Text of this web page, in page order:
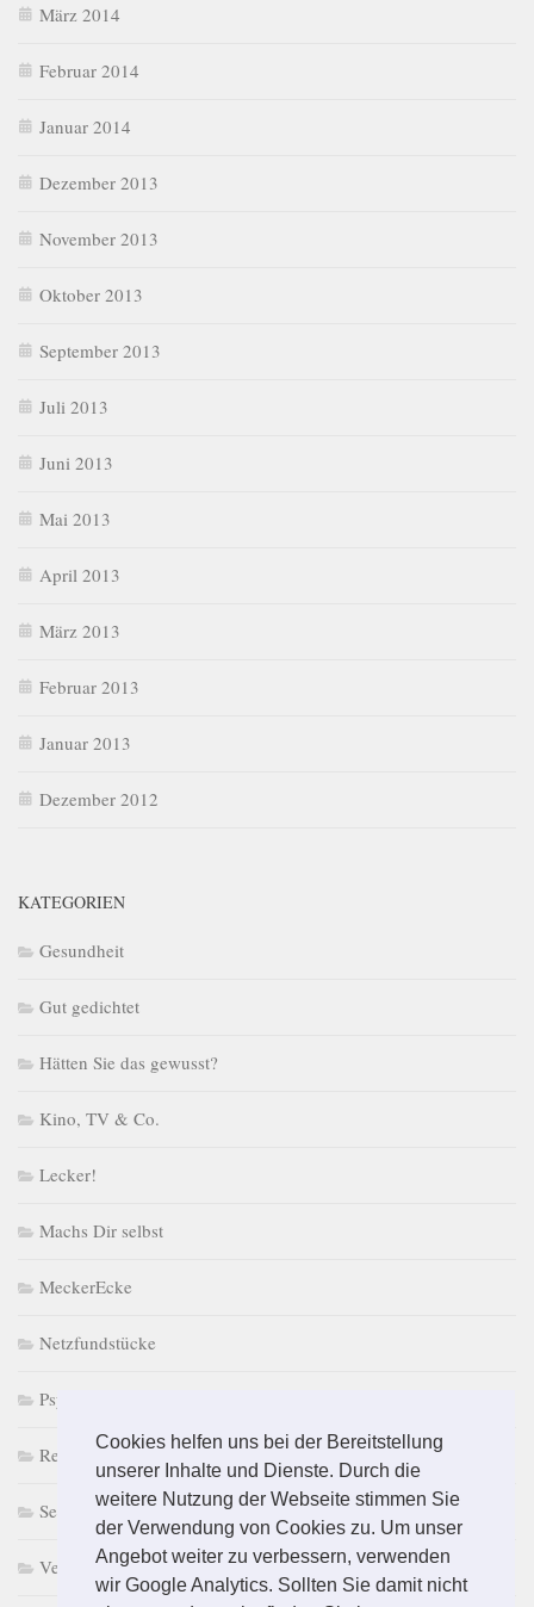
Cookies helfen uns bei der Bereitstellung
unserer Inhalte und Dienste. Durch die
weitere Nutzung der Webseite stimmen Sie
der Verwendung von Cookies zu. Um unser
Angebot weiter zu verbessern, verwenden
wir Google Analytics. Sollten Sie damit nicht
März 2014
Februar 2014
Januar 2014
Dezember 2013
November 2013
Oktober 2013
September 2013
Juli 2013
Juni 2013
Mai 2013
April 2013
März 2013
Februar 2013
Januar 2013
Dezember 2012
KATEGORIEN
Gesundheit
Gut gedichtet
Hätten Sie das gewusst?
Kino, TV & Co.
Lecker!
Machs Dir selbst
MeckerEcke
Netzfundstücke
PsychoPuzzle
Retro macht Laune
Selbst & Ständig
Vermischtes